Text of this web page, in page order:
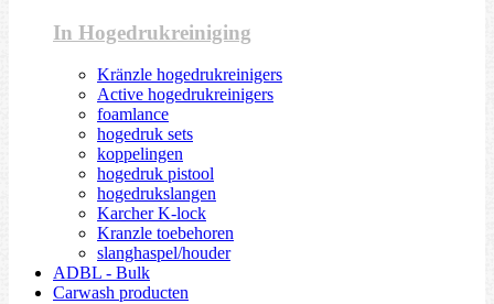
In Hogedrukreiniging
Kränzle hogedrukreinigers
Active hogedrukreinigers
foamlance
hogedruk sets
koppelingen
hogedruk pistool
hogedrukslangen
Karcher K-lock
Kranzle toebehoren
slanghaspel/houder
ADBL - Bulk
Carwash producten